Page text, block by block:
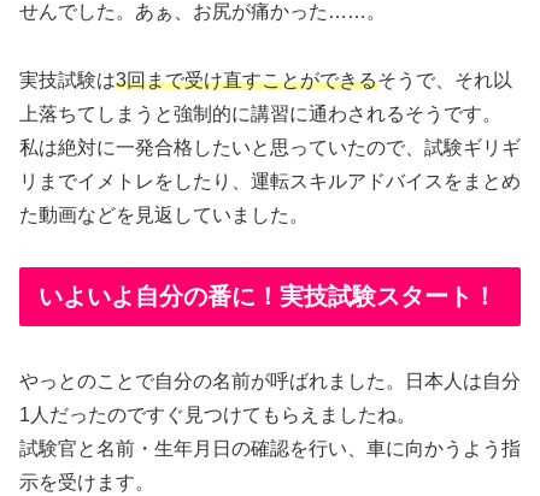
せんでした。あぁ、お尻が痛かった……。
実技試験は3回まで受け直すことができるそうで、それ以
上落ちてしまうと強制的に講習に通わされるそうです。
私は絶対に一発合格したいと思っていたので、試験ギリギ
リまでイメトレをしたり、運転スキルアドバイスをまとめ
た動画などを見返していました。
いよいよ自分の番に！実技試験スタート！
やっとのことで自分の名前が呼ばれました。日本人は自分
1人だったのですぐ見つけてもらえましたね。
試験官と名前・生年月日の確認を行い、車に向かうよう指
示を受けます。